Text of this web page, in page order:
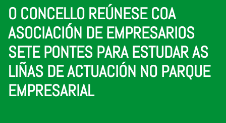
O CONCELLO REÚNESE COA
ASOCIACIÓN DE EMPRESARIOS
SETE PONTES PARA ESTUDAR AS
LIÑAS DE ACTUACIÓN NO PARQUE
EMPRESARIAL